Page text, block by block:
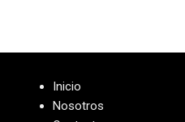
Inicio
Nosotros